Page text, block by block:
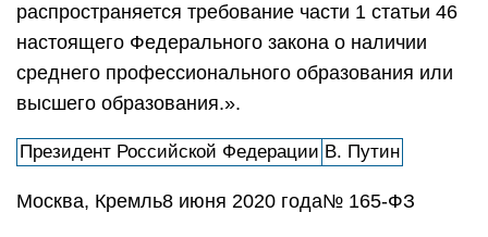
распространяется требование части 1 статьи 46
настоящего Федерального закона о наличии
среднего профессионального образования или
высшего образования.».
Президент Российской Федерации В. Путин
Москва, Кремль8 июня 2020 года№ 165-ФЗ